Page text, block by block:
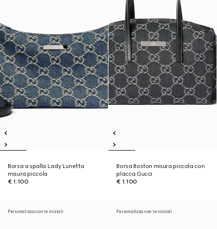
Borsa a spalla Lady Lunetta
misura piccola
€ 1.100
Borsa Boston misura piccola con
placca Gucci
€ 1.100
Personalizza con le iniziali Personalizza con le iniziali